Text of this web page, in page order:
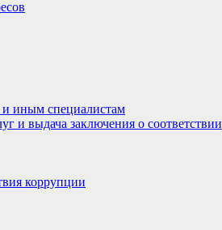
иным специалистам
и выдача заключения о соответствии
коррупции